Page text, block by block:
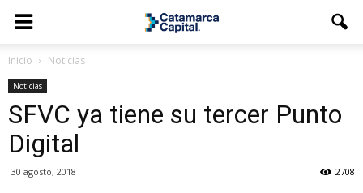
Inicio Noticias
Noticias
SFVC ya tiene su tercer Punto
Digital
30 agosto, 2018 2708